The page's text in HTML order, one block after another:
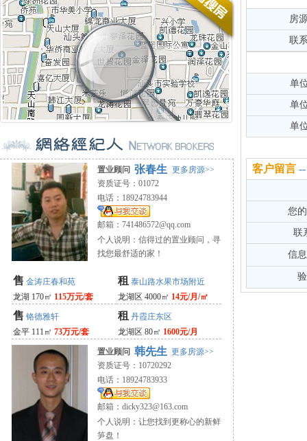
置业顾问 张春生 更多房源>>
资质证号：01072
电话：18924783944
邮箱： 741486572@qq.com
个人说明：信得过的置业顾问，寻
找您最舒适的家！
售 金涛庄春和苑
龙湖 170㎡ 115万元/套
售 铬德雅轩
金平 111㎡ 73万元/套
租泰山路水果市场附近
龙湖区 4000㎡ 14元/月/㎡
租丹霞庄东区
龙湖区 80㎡ 1600元/月
置业顾问 韩先生 更多房源>>
资质证号：10720292
电话：18924783933
邮箱： dicky323@163.com
个人说明：让您找到更称心的新鲜
笋盘！
房
联
单
单
单
客户留言
您
联
信